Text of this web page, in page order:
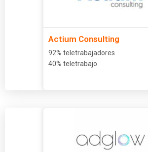
Actium Consulting
92% teletrabajadores
40% teletrabajo